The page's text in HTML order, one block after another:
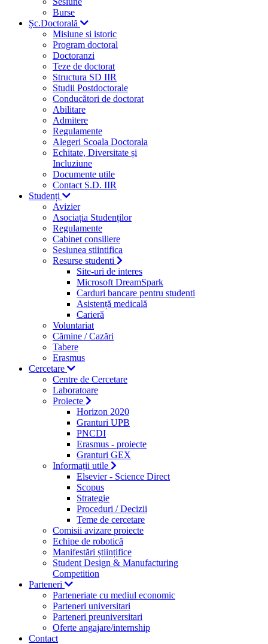
Burse
Șc.Doctorală
Misiune si istoric
Program doctoral
Doctoranzi
Teze de doctorat
Structura SD IIR
Studii Postdoctorale
Conducători de doctorat
Abilitare
Admitere
Regulamente
Alegeri Scoala Doctorala
Echitate, Diversitate și
Incluziune
Documente utile
Contact S.D. IIR
Studenți
Avizier
Asociația Studenților
Regulamente
Cabinet consiliere
Sesiunea stiintifica
Resurse studenti
Site-uri de interes
Microsoft DreamSpark
Carduri bancare pentru studenti
Asistență medicală
Carieră
Voluntariat
Cămine / Cazări
Tabere
Erasmus
Cercetare
Centre de Cercetare
Laboratoare
Proiecte
Horizon 2020
Granturi UPB
PNCDI
Erasmus - proiecte
Granturi GEX
Informații utile
Elsevier - Science Direct
Scopus
Strategie
Proceduri / Decizii
Teme de cercetare
Comisii avizare proiecte
Echipe de robotică
Manifestări științifice
Student Design & Manufacturing
Competition
Parteneri
Parteneriate cu mediul economic
Parteneri universitari
Parteneri preuniversitari
Oferte angajare/internship
Contact